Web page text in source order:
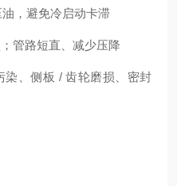
，避免冷启动卡滞
管路短直、减少压降
、侧板 / 齿轮磨损、密封